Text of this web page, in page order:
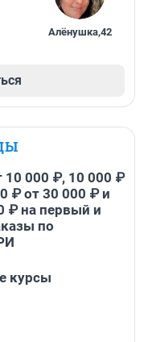
Алёнушка,42
10 000 ₽, 10 000 ₽
₽ от 30 000 ₽ и
₽ на первый и
по
курсы